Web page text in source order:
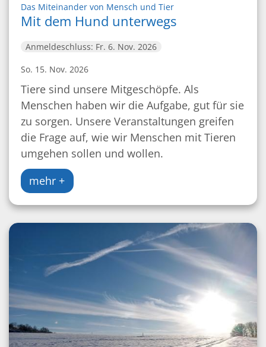
Das Miteinander von Mensch und Tier:
Mit dem Hund unterwegs
Anmeldeschluss: Fr. 6. Nov. 2026
So. 15. Nov. 2026
Tiere sind unsere Mitgeschöpfe. Als
Menschen haben wir die Aufgabe, gut für sie
zu sorgen. Unsere Veranstaltungen greifen
die Frage auf, wie wir Menschen mit Tieren
umgehen sollen und wollen.
mehr +